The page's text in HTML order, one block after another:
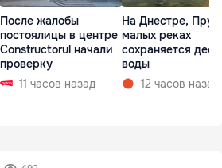
После жалобы
постоялицы в центре
Constructorul начали
проверку
11 часов назад
На Днестре,
малых реках
сохраняется
воды
12 часов назад